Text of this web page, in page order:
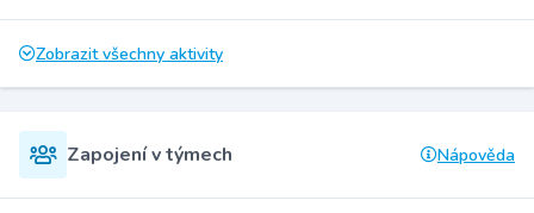
Zobrazit všechny aktivity
Zapojení v týmech Nápověda